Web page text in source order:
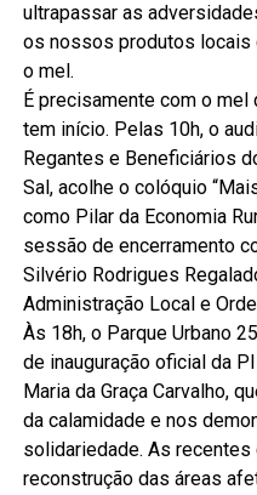
ultrapassar as
os nossos produtos locais
o mel.
É precisamente com o mel
tem início. Pelas 10h, o
Regantes e Beneficiários
Sal, acolhe o colóquio
como Pilar da Economia
sessão de encerramento
Silvério Rodrigues
Administração Local e
Às 18h, o Parque Urbano
de inauguração oficial da
Maria da Graça Carvalho,
da calamidade e nos
solidariedade. As
reconstrução das áreas